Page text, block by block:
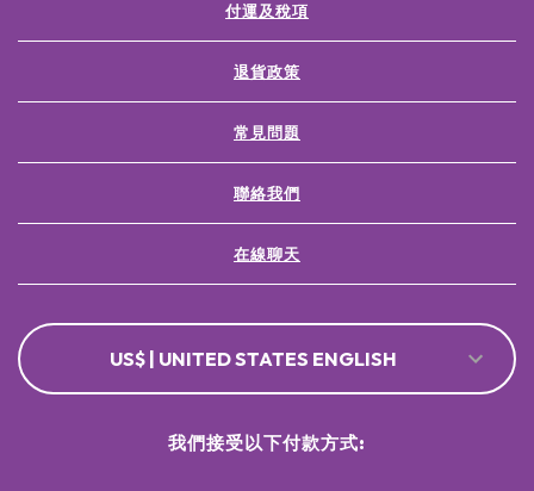
付運及稅項
退貨政策
常見問題
聯絡我們
在線聊天
US$ | UNITED STATES ENGLISH
我們接受以下付款方式: